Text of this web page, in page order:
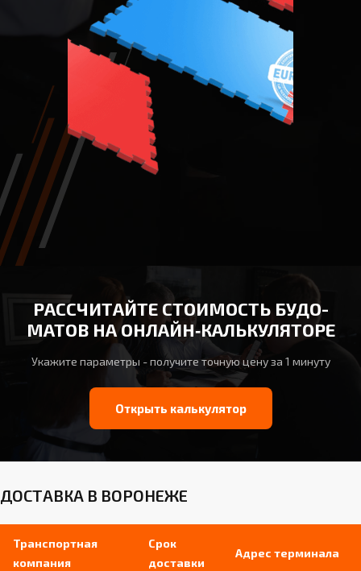
РАССЧИТАЙТЕ СТОИМОСТЬ БУДО-
МАТОВ НА ОНЛАЙН‑КАЛЬКУЛЯТОРЕ
Укажите параметры - получите точную цену за 1 минуту
Открыть калькулятор
ДОСТАВКА В ВОРОНЕЖЕ
Транспортная
компания
Срок
доставки
Адрес терминала